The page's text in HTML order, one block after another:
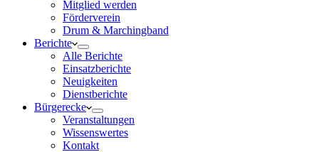
Mitglied werden
Förderverein
Drum & Marchingband
Berichte
Alle Berichte
Einsatzberichte
Neuigkeiten
Dienstberichte
Bürgerecke
Veranstaltungen
Wissenswertes
Kontakt